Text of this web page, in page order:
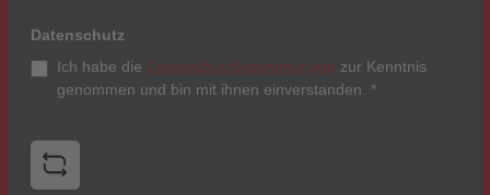
Datenschutz
Ich habe die Datenschutzbestimmungen zur Kenntnis
genommen und bin mit ihnen einverstanden. *